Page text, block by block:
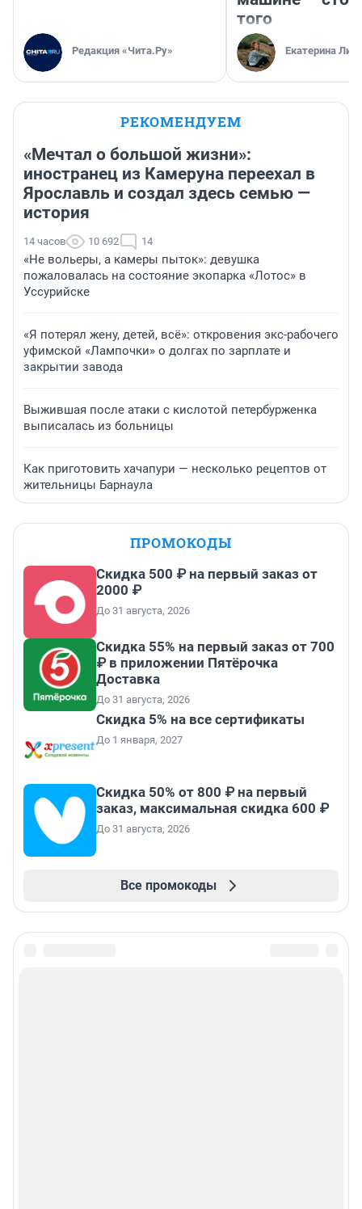
Редакция «Чита.Ру»
того
Екатерина
РЕКОМЕНДУЕМ
«Мечтал о большой жизни»:
иностранец из Камеруна переехал в
Ярославль и создал здесь семью —
история
14 часов 10 692 14
«Не вольеры, а камеры пыток»: девушка
пожаловалась на состояние экопарка «Лотос» в
Уссурийске
«Я потерял жену, детей, всё»: откровения экс-рабочего
уфимской «Лампочки» о долгах по зарплате и
закрытии завода
Выжившая после атаки с кислотой петербурженка
выписалась из больницы
Как приготовить хачапури — несколько рецептов от
жительницы Барнаула
ПРОМОКОДЫ
Скидка 500 ₽ на первый заказ от
2000 ₽
До 31 августа, 2026
Скидка 55% на первый заказ от 700
₽ в приложении Пятёрочка
Доставка
До 31 августа, 2026
Скидка 5% на все сертификаты
До 1 января, 2027
Скидка 50% от 800 ₽ на первый
заказ, максимальная скидка 600 ₽
До 31 августа, 2026
Все промокоды